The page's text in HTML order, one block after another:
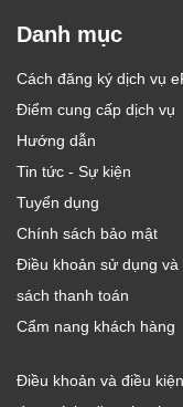
Danh mục
Cách đăng ký dịch vụ
Điểm cung cấp dịch vụ
Hướng dẫn
Tin tức - Sự kiện
Tuyển dụng
Chính sách bảo mật
Điều khoản sử dụng và
sách thanh toán
Cẩm nang khách hàng
Điều khoản và điều